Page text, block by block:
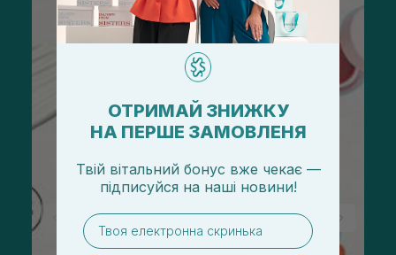
ОТРИМАЙ ЗНИЖКУ
НА ПЕРШЕ ЗАМОВЛЕНЯ
Твій вітальний бонус вже чекає —
підписуйся на наші новини!
email